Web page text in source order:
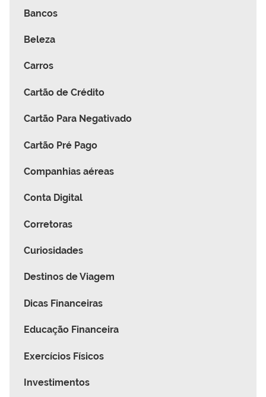
Bancos
Beleza
Carros
Cartão de Crédito
Cartão Para Negativado
Cartão Pré Pago
Companhias aéreas
Conta Digital
Corretoras
Curiosidades
Destinos de Viagem
Dicas Financeiras
Educação Financeira
Exercícios Físicos
Investimentos